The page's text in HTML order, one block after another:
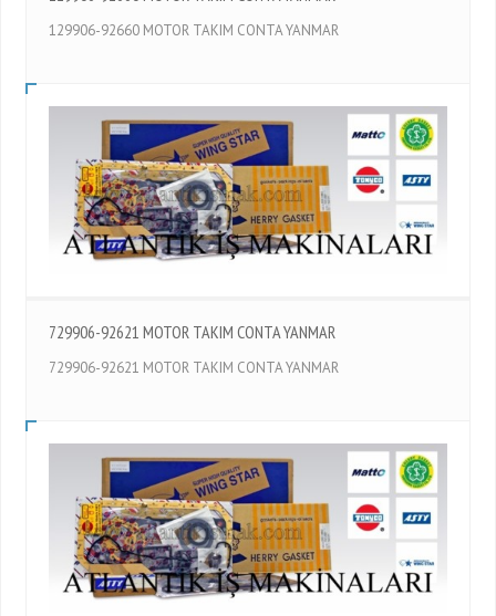
129906-92660 MOTOR TAKIM CONTA YANMAR
729906-92621 MOTOR TAKIM CONTA YANMAR
729906-92621 MOTOR TAKIM CONTA YANMAR